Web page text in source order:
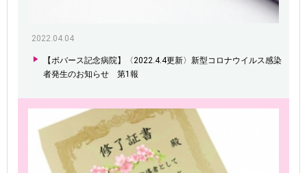
2022.04.04
【ボバース記念病院】〈2022.4.4更新〉新型コロナウイルス感染
者発生のお知らせ 第1報